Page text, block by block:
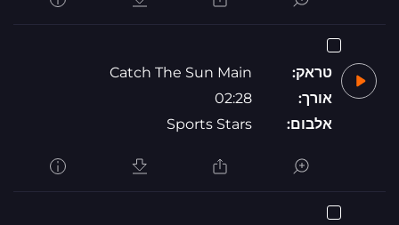
טראק:
Catch The Sun Main
אורך:
02:28
אלבום:
Sports Stars